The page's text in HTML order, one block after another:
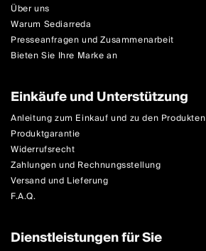
Über uns
Warum Sediarreda
Presseanfragen und Zusammenarbeit
Bieten Sie Ihre Marke an
Einkäufe und Unterstützung
Anleitung zum Einkauf und zu den Produkten
Produktgarantie
Widerrufsrecht
Zahlungen und Rechnungsstellung
Versand und Lieferung
F.A.Q.
Dienstleistungen für Sie